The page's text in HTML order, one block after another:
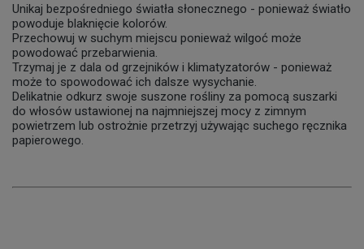
Unikaj bezpośredniego światła słonecznego - ponieważ światło
powoduje blaknięcie kolorów.
Przechowuj w suchym miejscu ponieważ wilgoć może
powodować przebarwienia.
Trzymaj je z dala od grzejników i klimatyzatorów - ponieważ
może to spowodować ich dalsze wysychanie.
Delikatnie odkurz swoje suszone rośliny za pomocą suszarki
do włosów ustawionej na najmniejszej mocy z zimnym
powietrzem lub ostrożnie przetrzyj używając suchego ręcznika
papierowego.